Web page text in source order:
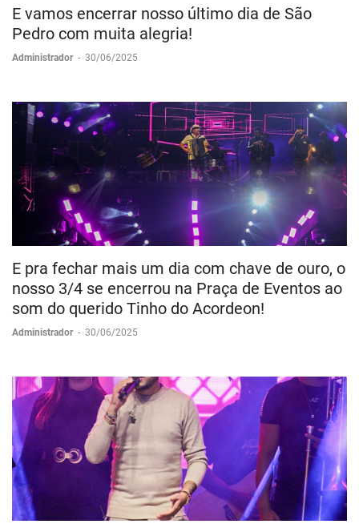
E vamos encerrar nosso último dia de São
Pedro com muita alegria!
Administrador - 30/06/2025
E pra fechar mais um dia com chave de ouro, o
nosso 3/4 se encerrou na Praça de Eventos ao
som do querido Tinho do Acordeon!
Administrador - 30/06/2025